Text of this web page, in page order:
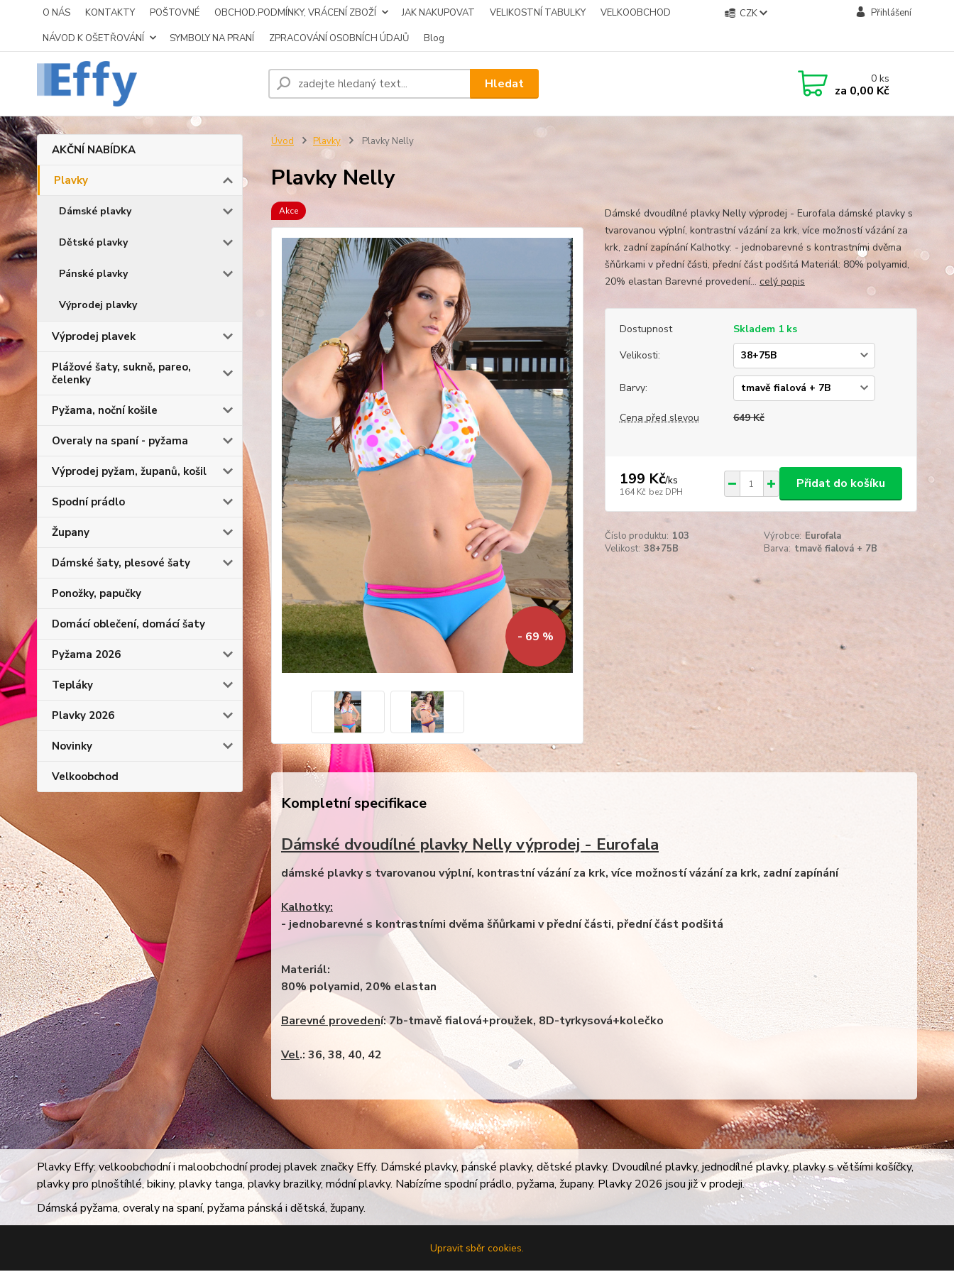
O NÁS KONTAKTY POŠTOVNÉ OBCHOD.PODMÍNKY, VRÁCENÍ ZBOŽÍ JAK NAKUPOVAT VELIKOSTNÍ TABULKY
VELKOOBCHOD
NÁVOD K OŠETŘOVÁNÍ
SYMBOLY NA PRANÍ ZPRACOVÁNÍ OSOBNÍCH ÚDAJŮ Blog
CZK Přihlášení
Hledat 0ks
za 0,00 Kč
AKČNÍ NABÍDKA
Plavky
Dámské plavky
Dětské plavky
Pánské plavky
Výprodej plavky
Výprodej plavek
Plážové šaty, sukně, pareo,
čelenky
Pyžama, noční košile
Overaly na spaní - pyžama
Výprodej pyžam, županů, košil
Spodní prádlo
Župany
Dámské šaty, plesové šaty
Ponožky, papučky
Domácí oblečení, domácí šaty
Pyžama 2026
Tepláky
Plavky 2026
Novinky
Velkoobchod
Úvod Plavky Plavky Nelly
Plavky Nelly
Akce
- 69 %
Dámské dvoudílné plavky Nelly výprodej - Eurofala dámské plavky s
tvarovanou výplní, kontrastní vázání za krk, více možností vázání za
krk, zadní zapínání Kalhotky: - jednobarevné s kontrastními dvěma
šňůrkami v přední části, přední část podšitá Materiál: 80% polyamid,
20% elastan Barevné provedení... celý popis
Dostupnost
Skladem 1 ks
Velikosti:
Barvy:
Cena před slevou 649 Kč
199 Kč/ks
164 Kč bez DPH
Přidat do košíku
Číslo produktu: 103 Výrobce: Eurofala
Velikost: 38+75B Barva: tmavě fialová + 7B
Kompletní specifikace
Dámské dvoudílné plavky Nelly výprodej - Eurofala
dámské plavky s tvarovanou výplní, kontrastní vázání za krk, více možností vázání za krk, zadní zapínání
Kalhotky:
- jednobarevné s kontrastními dvěma šňůrkami v přední části, přední část podšitá
Materiál:
80% polyamid, 20% elastan
Barevné provedení: 7b-tmavě fialová+proužek, 8D-tyrkysová+kolečko
Vel.: 36, 38, 40, 42
Plavky Effy: velkoobchodní i maloobchodní prodej plavek značky Effy. Dámské plavky, pánské plavky, dětské plavky. Dvoudílné plavky, jednodílné plavky, plavky s většími košíčky,
plavky pro plnoštíhlé, bikiny, plavky tanga, plavky brazilky, módní plavky. Nabízíme spodní prádlo, pyžama, župany. Plavky 2026 jsou již v prodeji.
Dámská pyžama, overaly na spaní, pyžama pánská i dětská, župany.
Upravit sběr cookies.